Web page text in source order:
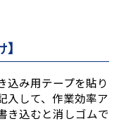
込み用テープを貼り
入して、作業効率ア
き込むと消しゴムで